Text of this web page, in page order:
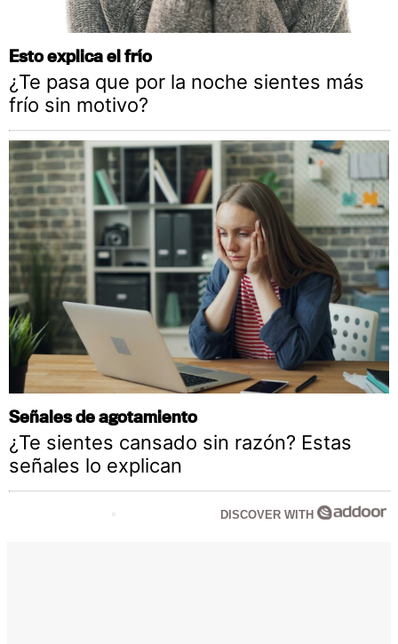
Esto explica el frío
¿Te pasa que por la noche sientes más
frío sin motivo?
Señales de agotamiento
¿Te sientes cansado sin razón? Estas
señales lo explican
DISCOVER WITH